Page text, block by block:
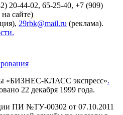
20-44-02, 65-25-40, +7 (909)
сайте)
29rbk@mail.ru (реклама).
«БИЗНЕС-КЛАСС экспресс».
22 декабря 1999 года.
ПИ №ТУ-00302 от 07.10.2011